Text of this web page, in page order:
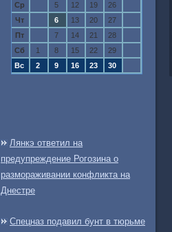
Ср
5 12 19
26
Чт
6 13 20
27
Пт
7 14 21
28
Сб
1 8 15 22
29
Вс
2 9 16 23 30
Лянкэ ответил на
предупреждение Рогозина о
размораживании конфликта на
Днестре
Спецназ подавил бунт в тюрьме